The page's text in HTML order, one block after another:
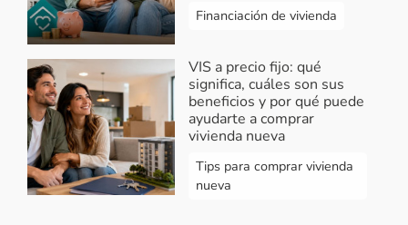
Financiación de vivienda
VIS a precio fijo: qué
significa, cuáles son sus
beneficios y por qué puede
ayudarte a comprar
vivienda nueva
Tips para comprar vivienda
nueva